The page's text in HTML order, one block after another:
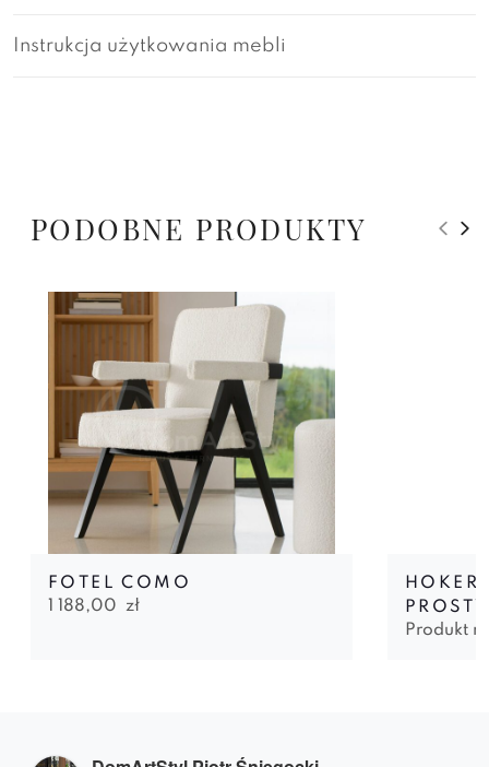
Instrukcja użytkowania mebli
PODOBNE PRODUKTY
FOTEL COMO
1 188,00 zł
HOKER
PROSTY
Produkt